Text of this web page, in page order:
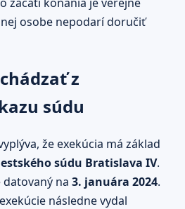
osobe nepodarí doručiť
z
súdu
že exekúcia má základ
súdu Bratislava IV.
na 3. januára 2024.
následne vydal